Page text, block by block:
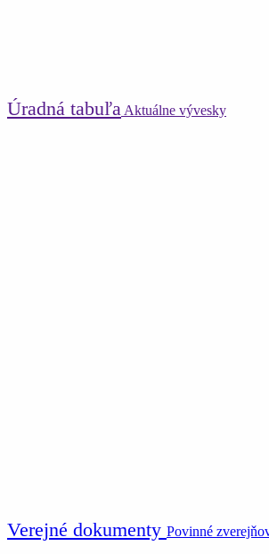
Úradná tabuľa Aktuálne vývesky
Verejné dokumenty Povinné